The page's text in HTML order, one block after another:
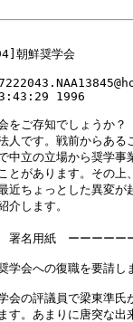
朝鮮奨学会
1996
存知でしょうか？
人です。戦前からある
中立の立場から奨学事
とがあります。その上
近ちょっとした異変が
介します。
紙　ーーーーーー
への復職を要請しま
の評議員で梁東準氏
す。あまりに唐突な出